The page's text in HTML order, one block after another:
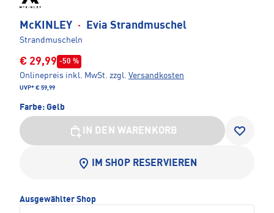
McKINLEY · Evia Strandmuschel
Strandmuscheln
€ 29,99 -50 %
Onlinepreis inkl. MwSt. zzgl. Versandkosten
UVP* € 59,99
Farbe: Gelb
IN DEN WARENKORB
IM SHOP RESERVIEREN
Ausgewählter Shop